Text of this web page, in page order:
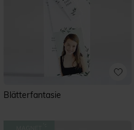
Blätterfantasie